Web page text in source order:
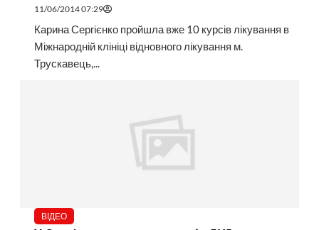
11/06/2014 07:29
Карина Сергієнко пройшла вже 10 курсів лікування в
Міжнародній клініці відновного лікування м.
Трускавець,...
ВІДЕО